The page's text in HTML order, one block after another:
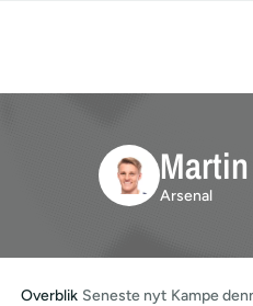
Arsenal
Overblik Seneste nyt Kampe